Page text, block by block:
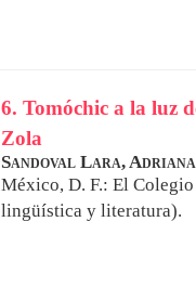
6. Tomóchic a la luz
Zola
Sandoval Lara,
México, D. F.: El
lingüística y literatura).